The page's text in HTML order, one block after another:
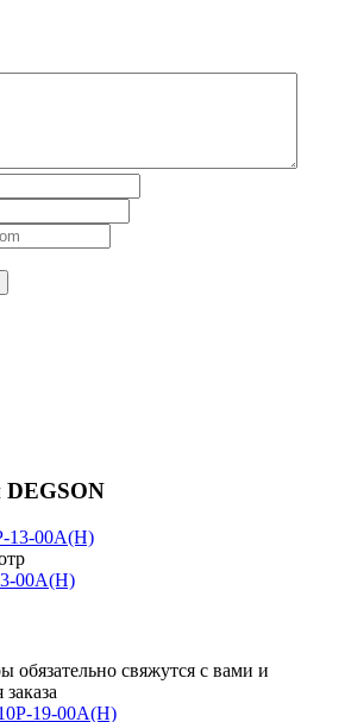
00A(H)
свяжутся с вами и